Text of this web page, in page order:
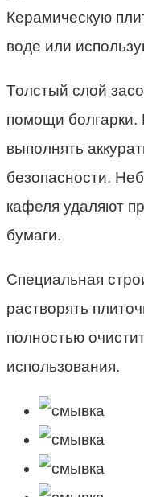
Керамическую
воде или
Толстый слой
помощи болгарки.
выполнять
безопасности.
кафеля удаляют
бумаги.
Специальная
растворять
полностью
использования.